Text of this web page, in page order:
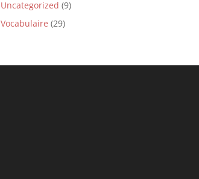
Uncategorized (9)
Vocabulaire (29)